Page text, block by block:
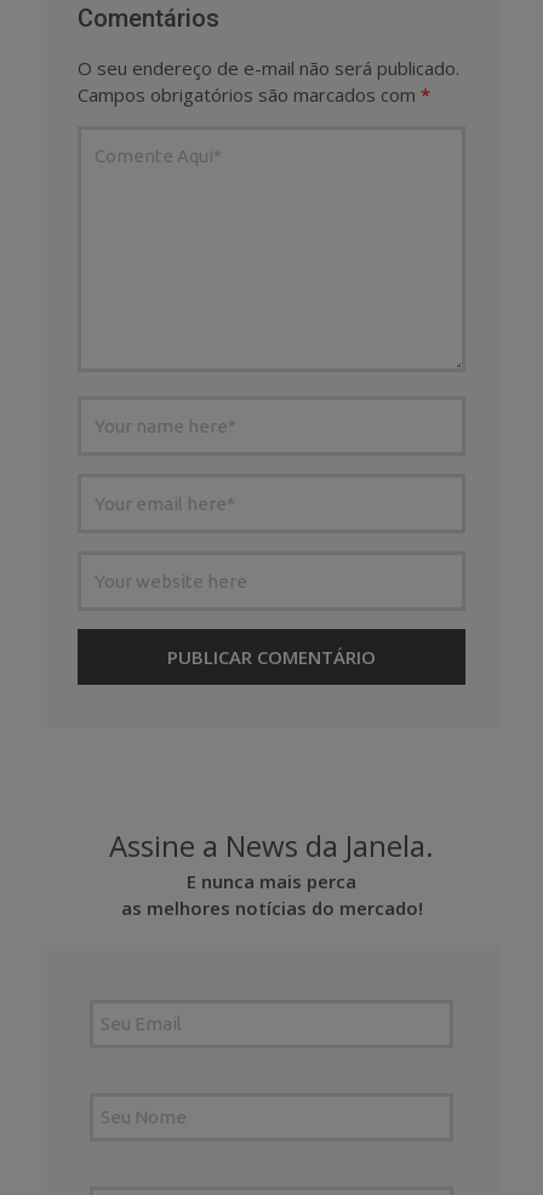
Comentários
O seu endereço de e-mail não será publicado.
Campos obrigatórios são marcados com *
Assine a News da Janela.
E nunca mais perca
as melhores notícias do mercado!